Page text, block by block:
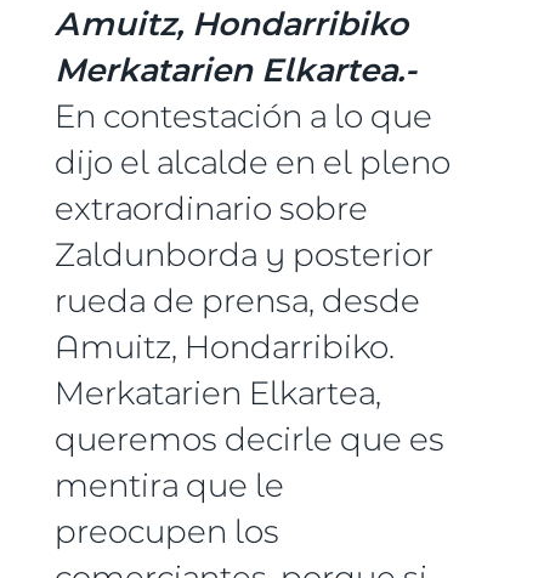
Amuitz, Hondarribiko
Merkatarien Elkartea.-
En contestación a lo que
dijo el alcalde en el pleno
extraordinario sobre
Zaldunborda y posterior
rueda de prensa, desde
Amuitz, Hondarribiko.
Merkatarien Elkartea,
queremos decirle que es
mentira que le
preocupen los